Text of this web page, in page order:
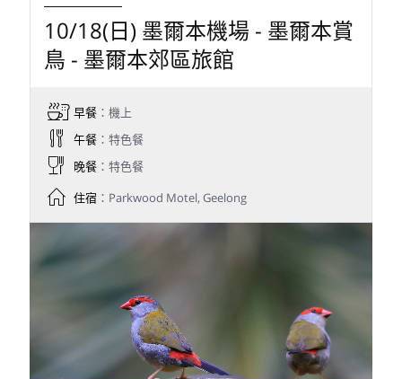
10/18(日) 墨爾本機場 - 墨爾本賞
鳥 - 墨爾本郊區旅館
早餐：機上
午餐：特色餐
晚餐：特色餐
住宿：Parkwood Motel, Geelong